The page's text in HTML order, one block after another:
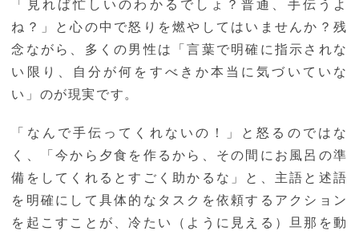
「見れば忙しいのわかるでしょ？普通、手伝うよ
ね？」と心の中で怒りを燃やしてはいませんか？残
念ながら、多くの男性は「言葉で明確に指示されな
い限り、自分が何をすべきか本当に気づいていな
い」のが現実です。
「なんで手伝ってくれないの！」と怒るのではな
く、「今から夕食を作るから、その間にお風呂の準
備をしてくれるとすごく助かるな」と、主語と述語
を明確にして具体的なタスクを依頼するアクション
を起こすことが、冷たい（ように見える）旦那を動